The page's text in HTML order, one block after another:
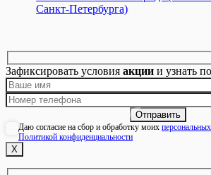
Санкт-Петербурга)
Зафиксировать условия акции и узнать
Даю согласие на сбор и обработку моих
Политикой конфиденциальности
Х